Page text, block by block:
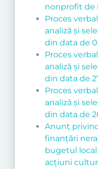
nonprofit de
Proces
analiză și
din data de
Proces
analiză și
din data de
Proces
analiză și
din data de
Anunț
finanțări
bugetul
acţiuni